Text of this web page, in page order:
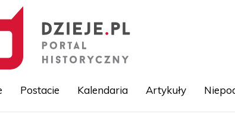
Postacie Kalendaria Artykuły